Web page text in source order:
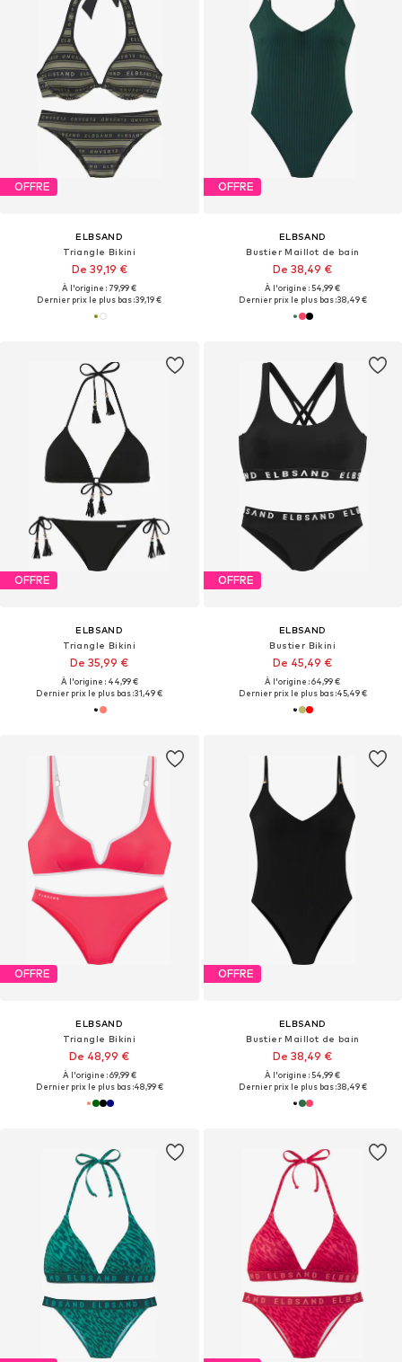
OFFRE
ELBSAND
Triangle Bikini
De 39,19 €
À l'origine : 79,99 €
Dernier prix le plus bas :39,19 €
OFFRE
ELBSAND
Bustier Maillot de bain
De 38,49 €
À l'origine : 54,99 €
Dernier prix le plus bas :38,49 €
OFFRE
ELBSAND
Triangle Bikini
De 35,99 €
À l'origine : 44,99 €
Dernier prix le plus bas :31,49 €
OFFRE
ELBSAND
Bustier Bikini
De 45,49 €
À l'origine : 64,99 €
Dernier prix le plus bas :45,49 €
OFFRE
ELBSAND
Triangle Bikini
De 48,99 €
À l'origine : 69,99 €
Dernier prix le plus bas :48,99 €
OFFRE
ELBSAND
Bustier Maillot de bain
De 38,49 €
À l'origine : 54,99 €
Dernier prix le plus bas :38,49 €